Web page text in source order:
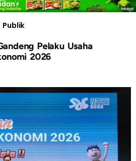
Publik
Pelaku Usaha
2026